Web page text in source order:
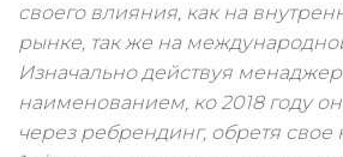
своего влияния, как на
рынке, так же на
Изначально действуя
наименованием, ко 2018 году
через ребрендинг, обретя